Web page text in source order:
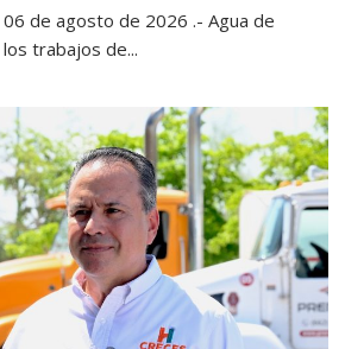
de agosto de 2026 .- Agua de
trabajos de...